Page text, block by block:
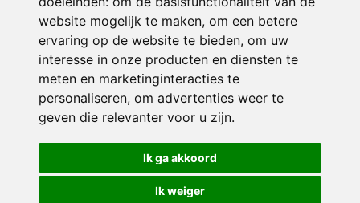
website mogelijk te maken, om een betere
ervaring op de website te bieden, om uw
interesse in onze producten en diensten te
meten en marketinginteracties te
personaliseren, om advertenties weer te
geven die relevanter voor u zijn.
Ik ga akkoord
Ik weiger
© 2026 ’t Palet Holy | Alle rechten voorbehouden
Privacy policy|Disclaimer| Klachtenregeling|RSIN en Anbi
voorkeuren
Crealisatie The MindOffice